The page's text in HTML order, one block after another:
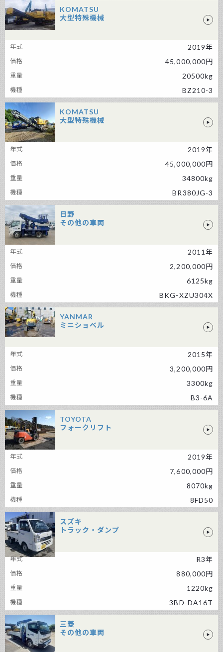
KOMATSU
大型特殊機械
2019年
45,000,000円
20500kg
BZ210-3
KOMATSU
大型特殊機械
2019年
45,000,000円
34800kg
BR380JG-3
日野
その他の車両
2011年
2,200,000円
6125kg
BKG-XZU304X
YANMAR
ミニショベル
2015年
3,200,000円
3300kg
B3-6A
TOYOTA
フォークリフト
2019年
7,600,000円
8070kg
8FD50
スズキ
トラック・ダンプ
R3年
880,000円
1220kg
3BD-DA16T
三菱
その他の車両